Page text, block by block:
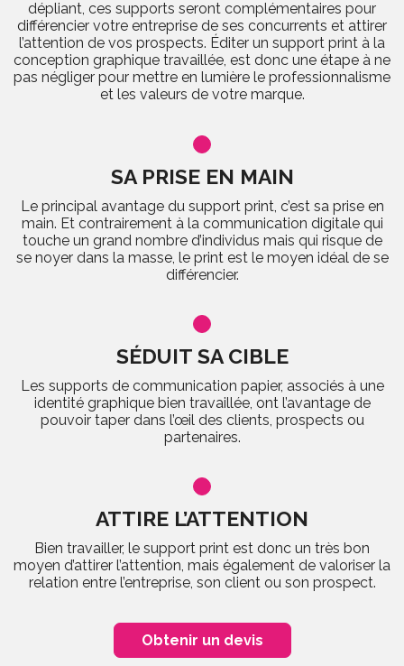
dépliant, ces supports seront complémentaires pour
différencier votre entreprise de ses concurrents et attirer
l’attention de vos prospects. Éditer un support print à la
conception graphique travaillée, est donc une étape à ne
pas négliger pour mettre en lumière le professionnalisme
et les valeurs de votre marque.
SA PRISE EN MAIN
Le principal avantage du support print, c’est sa prise en
main. Et contrairement à la communication digitale qui
touche un grand nombre d’individus mais qui risque de
se noyer dans la masse, le print est le moyen idéal de se
différencier.
SÉDUIT SA CIBLE
Les supports de communication papier, associés à une
identité graphique bien travaillée, ont l’avantage de
pouvoir taper dans l’œil des clients, prospects ou
partenaires.
ATTIRE L’ATTENTION
Bien travailler, le support print est donc un très bon
moyen d’attirer l’attention, mais également de valoriser la
relation entre l’entreprise, son client ou son prospect.
Obtenir un devis